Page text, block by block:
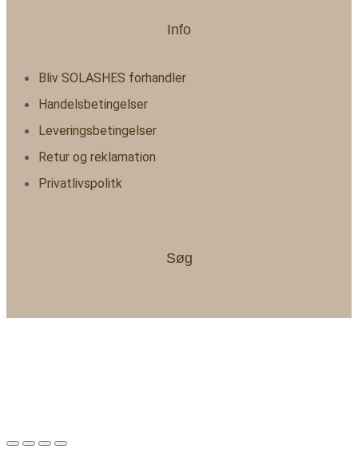
Info
Bliv SOLASHES forhandler
Handelsbetingelser
Leveringsbetingelser
Retur og reklamation
Privatlivspolitk
Søg